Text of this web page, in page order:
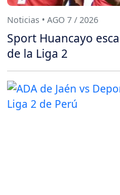
Noticias • AGO 7 / 2026
Sport Huancayo
de la Liga 2